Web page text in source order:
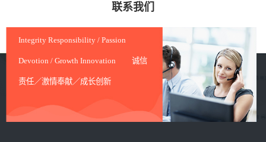
联系我们
Integrity Responsibility / Passion
Devotion / Growth Innovation 诚信
责任／激情奉献／成长创新